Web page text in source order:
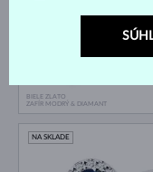
BIELE ZLATO
ZAFÍR MODRÝ & DIAMANT
NA SKLADE